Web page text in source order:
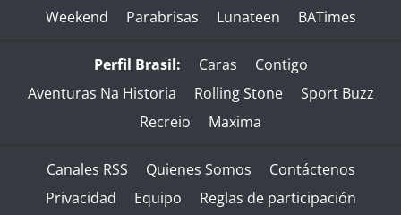
Weekend
Parabrisas Lunateen BATimes
Perfil Brasil: Caras
Contigo
Aventuras Na Historia
Rolling Stone
Sport Buzz
Recreio
Maxima
Canales RSS Quienes Somos
Contáctenos
Privacidad
Equipo Reglas de participación